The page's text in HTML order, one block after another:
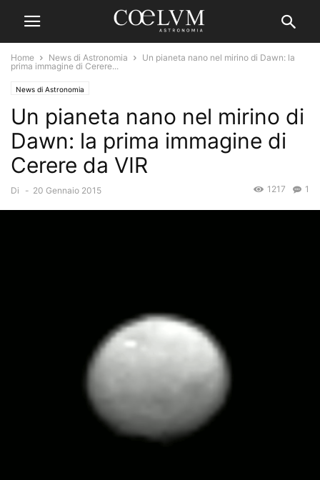
Home News di Astronomia
Un pianeta nano nel mirino di Dawn: la
prima immagine di Cerere...
News di Astronomia
Un pianeta nano nel mirino di
Dawn: la prima immagine di
Cerere da VIR
Di - 20 Gennaio 2015 1
1217